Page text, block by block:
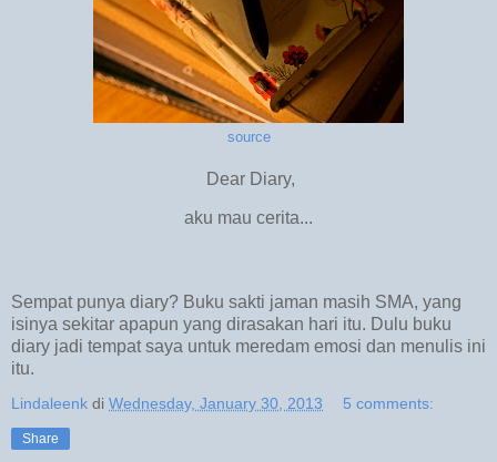
source
Dear Diary,
aku mau cerita...
Sempat punya diary? Buku sakti jaman masih SMA, yang
isinya sekitar apapun yang dirasakan hari itu. Dulu buku
diary jadi tempat saya untuk meredam emosi dan menulis ini
itu.
Lindaleenk di Wednesday, January 30, 2013 5 comments:
Share